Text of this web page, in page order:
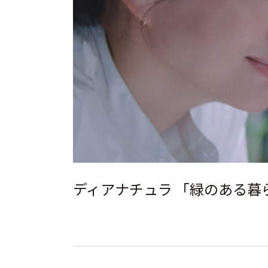
ディアナチュラ 「緑のある暮